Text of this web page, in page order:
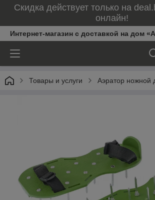
Скидка действует только на
онлайн!
Интернет-магазин с доставкой на дом
Товары и услуги Аэратор ножной